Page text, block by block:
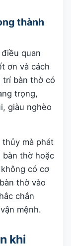
thành
quan
ơn và cách
trí bàn thờ có
trọng,
giàu nghèo
mà phát
bàn thờ hoặc
có cơ
thờ vào
chắn
mệnh.
khi